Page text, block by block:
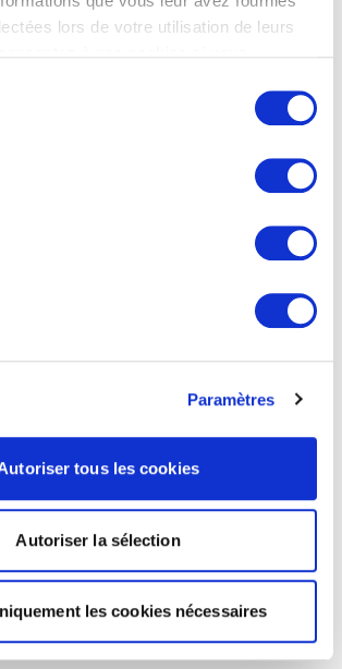
lors de votre utilisation de leurs
Paramètres
tous les cookies
Autoriser la sélection
les cookies nécessaires